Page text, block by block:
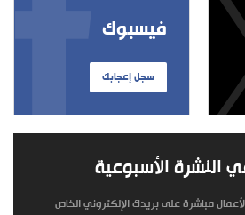
فيسبوك
سجل إعجابك
النشرة الأسبوعية
مباشرة على بريدك الإلكتروني الخاص